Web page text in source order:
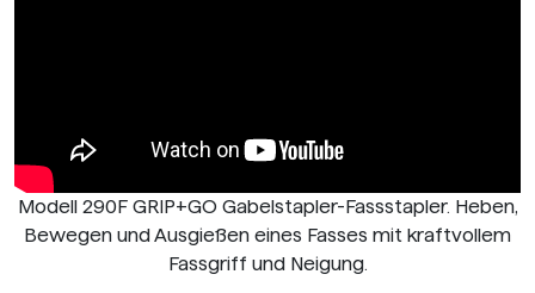
Modell 290F GRIP+GO Gabelstapler-Fassstapler. Heben,
Bewegen und Ausgießen eines Fasses mit kraftvollem
Fassgriff und Neigung.